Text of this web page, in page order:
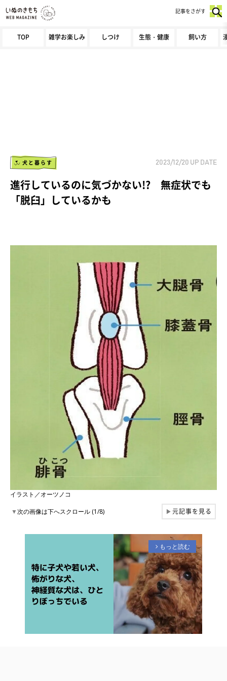
TOP 雑学お楽しみ しつけ 生態・健康 飼い方
記事をさがす
犬と暮らす 2023/12/20 UP DATE
進行しているのに気づかない!? 無症状でも
「脱臼」しているかも
イラスト／オーツノコ
▼次の画像は下へスクロール (1/8) ▶元記事を見る
arrow_forward_ios もっと読む